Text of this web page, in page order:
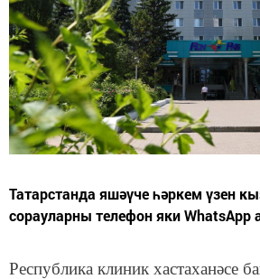
Татарстанда яшәүче һәркем үзен
сорауларны телефон яки WhatsApp
Республика клиник хастаханәсе